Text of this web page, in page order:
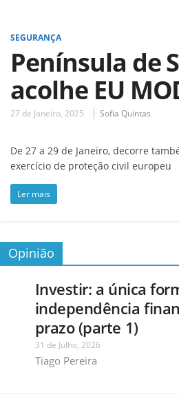
SEGURANÇA
Península de
acolhe EU
27 de Janeiro, 2025 Sofia Quintas
De 27 a 29 de Janeiro, decorre
exercício de proteção civil europeu
Ler mais
Opinião
Investir: a única
independência
prazo (parte 1)
31 de Julho, 2026
Tiago Pereira